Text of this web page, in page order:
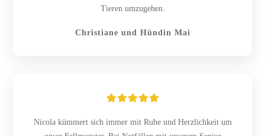
Tieren umzugehen.
Christiane und Hündin Mai
Nicola kümmert sich immer mit Ruhe und Herzlichkeit um